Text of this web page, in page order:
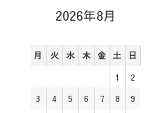
2026年8月
月 火 水 木 金 土 日
1
2
3
4 5 6 7 8 9